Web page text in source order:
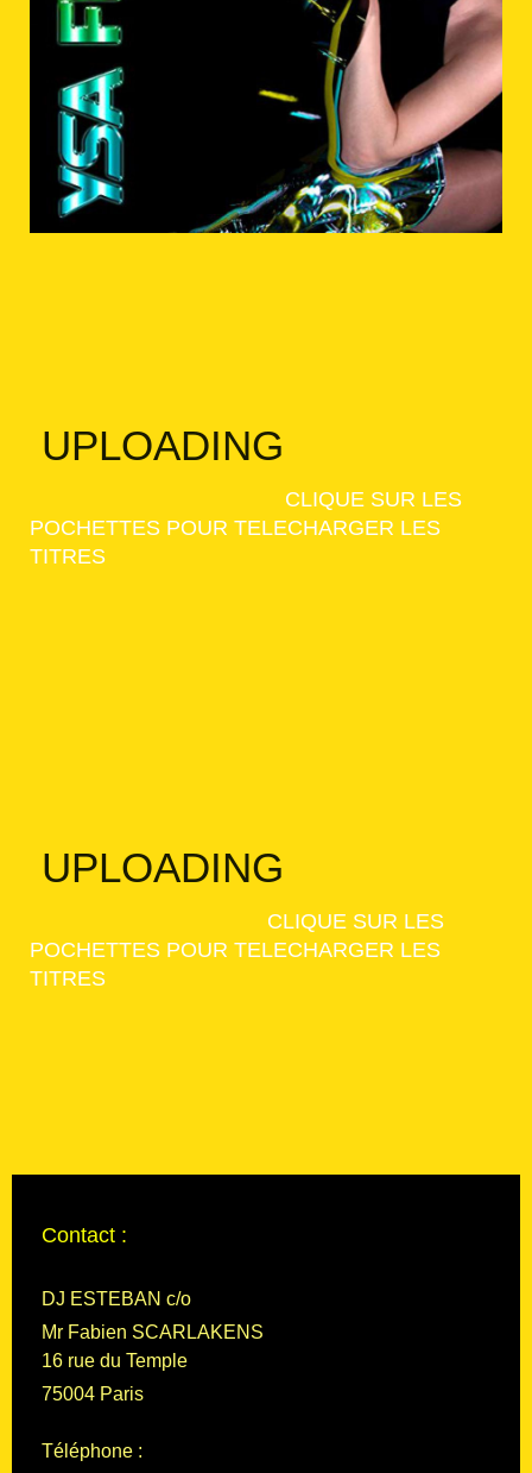
UPLOADING
CLIQUE SUR LES
POCHETTES POUR TELECHARGER LES
TITRES
UPLOADING
CLIQUE SUR LES
POCHETTES POUR TELECHARGER LES
TITRES
Contact :
DJ ESTEBAN c/o
Mr Fabien SCARLAKENS
16 rue du Temple
75004 Paris
Téléphone :